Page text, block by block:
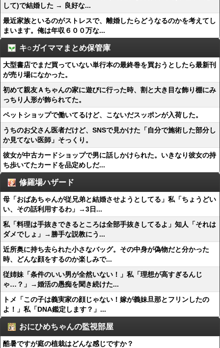
して)で結婚した → 良好な...
最近家族といるのがストレスで、離婚したらどうなるのかを考えてし
まいます。俺は年収６００万な...
キ○ガイママまとめ保管庫
大型書店でまだ買っていない単行本の最終巻を買おうとしたら最新刊
が売り場になかった。
初めて親友Ａちゃんの家に遊びに行った時、割と大き目な飾り棚にみ
っちり人形が飾られてた。
ペットショップで働いてるけど、こないだスッポンが入荷した。
うちのお父さん医者だけど、SNSで見かけた「自分で施術した部分し
か見てない医師」そっくり。
彼女が中古カードショップで男に話しかけられた。いきなり彼女の持
ち歩いてたカードを品定めしだ...
修羅場ハザード
母「おばあちゃんが従兄弟と結婚させようとしてる」私「ちょうどい
い、その話利用するわ」→3日...
私「料理は手抜きできるところは全部手抜きしてるよ」知人「それは
ダメでしょ」→勝手な説教にう...
近所奥に持ち去られた小さなバッグ。その中身が偽物だと分かった
時、どんな顔をするのか楽しみで...
従姉妹「条件のいい男が全然いない！」私「理想が高すぎるんじ
ゃ…？」→婚活の愚痴を聞き続けた...
トメ「この子は義実家の顔じゃない！嫁が義妹旦那とフリンしたの
よ！」私「DNA鑑定します？」...
おにひめちゃんの監視部屋
酷暑ですが庭の植栽はどんな感じですか？